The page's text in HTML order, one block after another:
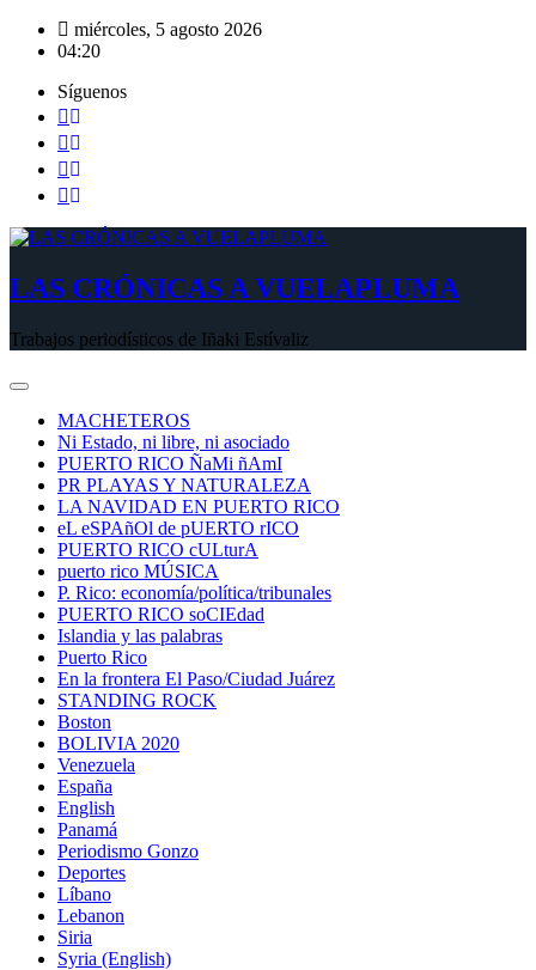
Saltar
miércoles, 5 agosto 2026
04:20
Síguenos
LAS CRÓNICAS A VUELAPLUMA
Trabajos periodísticos de Iñaki Estívaliz
MACHETEROS
Ni Estado, ni libre, ni asociado
PUERTO RICO ÑaMi ñAmI
PR PLAYAS Y NATURALEZA
LA NAVIDAD EN PUERTO RICO
eL eSPAñOl de pUERTO rICO
PUERTO RICO cULturA
puerto rico MÚSICA
P. Rico: economía/política/tribunales
PUERTO RICO soCIEdad
Islandia y las palabras
Puerto Rico
En la frontera El Paso/Ciudad Juárez
STANDING ROCK
Boston
BOLIVIA 2020
Venezuela
España
English
Panamá
Periodismo Gonzo
Deportes
Líbano
Lebanon
Siria
Syria (English)